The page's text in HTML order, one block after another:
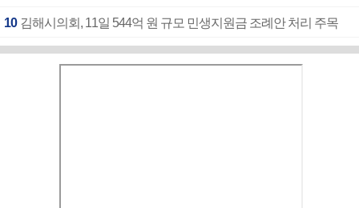
10 김해시의회, 11일 544억 원 규모 민생지원금 조례안 처리 주목